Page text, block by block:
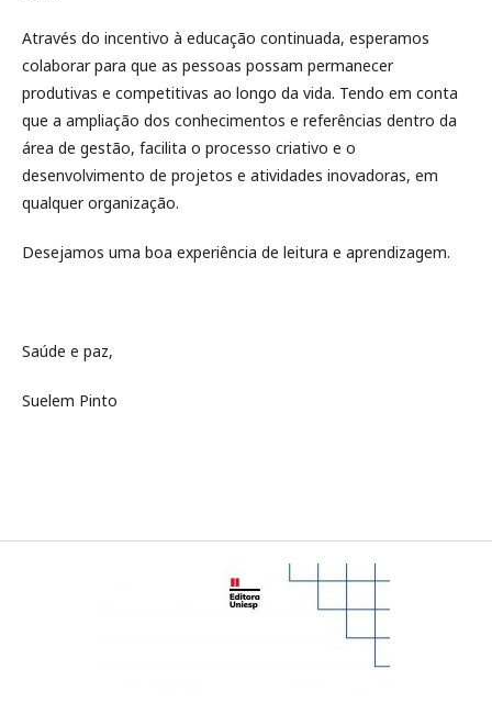
Através do incentivo à educação continuada, esperamos
colaborar para que as pessoas possam permanecer
produtivas e competitivas ao longo da vida. Tendo em conta
que a ampliação dos conhecimentos e referências dentro da
área de gestão, facilita o processo criativo e o
desenvolvimento de projetos e atividades inovadoras, em
qualquer organização.
Desejamos uma boa experiência de leitura e aprendizagem.
Saúde e paz,
Suelem Pinto